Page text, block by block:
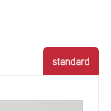
standard